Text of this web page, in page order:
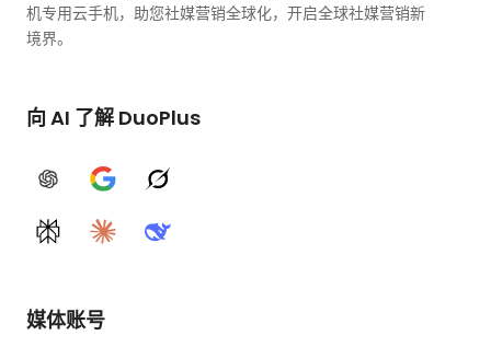
机专用云手机，助您社媒营销全球化，开启全球社媒营销新
境界。
向 AI 了解 DuoPlus
ChatGPTGoogle AIGrok
PerplexityClaudeDeepSeek
媒体账号